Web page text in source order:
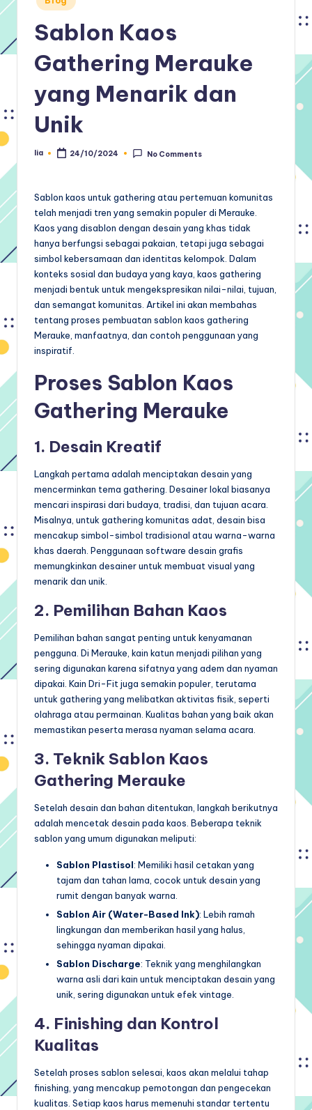
in
Sablon Kaos
Gathering Merauke
yang Menarik dan
Unik
Posted
lia 24/10/2024 No Comments
Sablon kaos untuk gathering atau pertemuan komunitas
telah menjadi tren yang semakin populer di Merauke.
Kaos yang disablon dengan desain yang khas tidak
hanya berfungsi sebagai pakaian, tetapi juga sebagai
simbol kebersamaan dan identitas kelompok. Dalam
konteks sosial dan budaya yang kaya, kaos gathering
menjadi bentuk untuk mengekspresikan nilai-nilai, tujuan,
dan semangat komunitas. Artikel ini akan membahas
tentang proses pembuatan sablon kaos gathering
Merauke, manfaatnya, dan contoh penggunaan yang
inspiratif.
Proses Sablon Kaos
Gathering Merauke
1. Desain Kreatif
Langkah pertama adalah menciptakan desain yang
mencerminkan tema gathering. Desainer lokal biasanya
mencari inspirasi dari budaya, tradisi, dan tujuan acara.
Misalnya, untuk gathering komunitas adat, desain bisa
mencakup simbol-simbol tradisional atau warna-warna
khas daerah. Penggunaan software desain grafis
memungkinkan desainer untuk membuat visual yang
menarik dan unik.
2. Pemilihan Bahan Kaos
Pemilihan bahan sangat penting untuk kenyamanan
pengguna. Di Merauke, kain katun menjadi pilihan yang
sering digunakan karena sifatnya yang adem dan nyaman
dipakai. Kain Dri-Fit juga semakin populer, terutama
untuk gathering yang melibatkan aktivitas fisik, seperti
olahraga atau permainan. Kualitas bahan yang baik akan
memastikan peserta merasa nyaman selama acara.
3. Teknik Sablon Kaos
Gathering Merauke
Setelah desain dan bahan ditentukan, langkah berikutnya
adalah mencetak desain pada kaos. Beberapa teknik
sablon yang umum digunakan meliputi:
Sablon Plastisol: Memiliki hasil cetakan yang
tajam dan tahan lama, cocok untuk desain yang
rumit dengan banyak warna.
Sablon Air (Water-Based Ink): Lebih ramah
lingkungan dan memberikan hasil yang halus,
sehingga nyaman dipakai.
Sablon Discharge: Teknik yang menghilangkan
warna asli dari kain untuk menciptakan desain yang
unik, sering digunakan untuk efek vintage.
4. Finishing dan Kontrol
Kualitas
Setelah proses sablon selesai, kaos akan melalui tahap
finishing, yang mencakup pemotongan dan pengecekan
kualitas. Setiap kaos harus memenuhi standar tertentu